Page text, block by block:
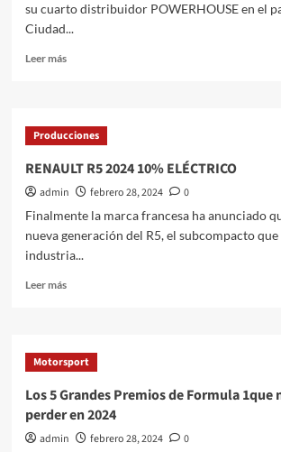
llega
a
su cuarto distribuidor POWERHOUSE en el
Ciudad...
Leer másLeer
recibe
a
nueva
POWERHOUSE
Producciones
RENAULT R5 2024 10% ELÉCTRICO
admin febrero 28, 2024
0
Finalmente la marca francesa ha anunciado
nueva generación del R5, el subcompacto
industria...
Leer másLeer
R5
2024
ELÉCTRICO
Motorsport
Los 5 Grandes Premios de Formula 1que
perder en 2024
admin febrero 28, 2024 0